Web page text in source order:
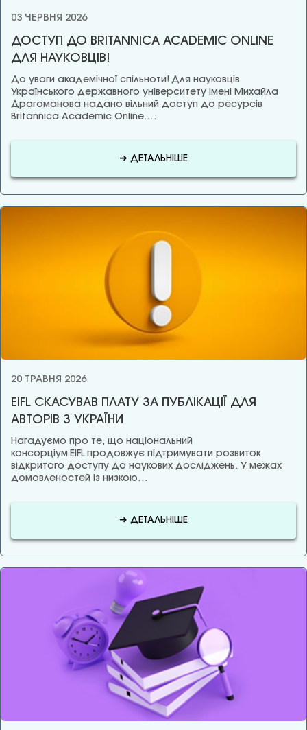
03 ЧЕРВНЯ 2026
ДОСТУП ДО BRITANNICA ACADEMIC ONLINE
ДЛЯ НАУКОВЦІВ!
До уваги академічної спільноти! Для науковців
Українського державного університету імені Михайла
Драгоманова надано вільний доступ до ресурсів
Britannica Academic Online.…
➜ ДЕТАЛЬНІШЕ
20 ТРАВНЯ 2026
EIFL СКАСУВАВ ПЛАТУ ЗА ПУБЛІКАЦІЇ ДЛЯ
АВТОРІВ З УКРАЇНИ
Нагадуємо про те, що національний
консорціум EIFL продовжує підтримувати розвиток
відкритого доступу до наукових досліджень. У межах
домовленостей із низкою…
➜ ДЕТАЛЬНІШЕ